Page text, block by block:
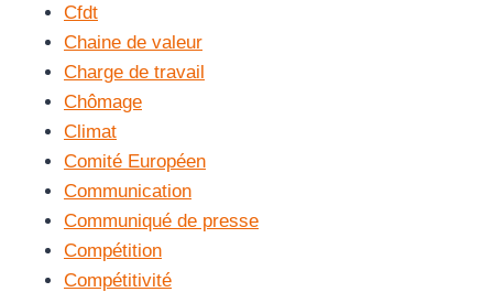
Cfdt
Chaine de valeur
Charge de travail
Chômage
Climat
Comité Européen
Communication
Communiqué de presse
Compétition
Compétitivité